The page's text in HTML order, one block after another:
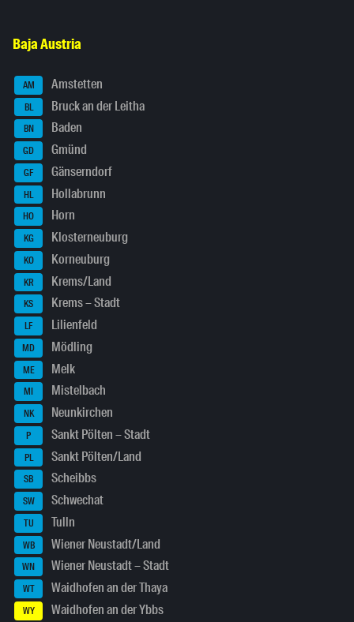
Baja Austria
AM Amstetten
BL Bruck an der Leitha
BN Baden
GD Gmünd
GF Gänserndorf
HL Hollabrunn
HO Horn
KG Klosterneuburg
KO Korneuburg
KR Krems/Land
KS Krems – Stadt
LF Lilienfeld
MD Mödling
ME Melk
MI Mistelbach
NK Neunkirchen
P Sankt Pölten – Stadt
PL Sankt Pölten/Land
SB Scheibbs
SW Schwechat
TU Tulln
WB Wiener Neustadt/Land
WN Wiener Neustadt – Stadt
WT Waidhofen an der Thaya
WY Waidhofen an der Ybbs